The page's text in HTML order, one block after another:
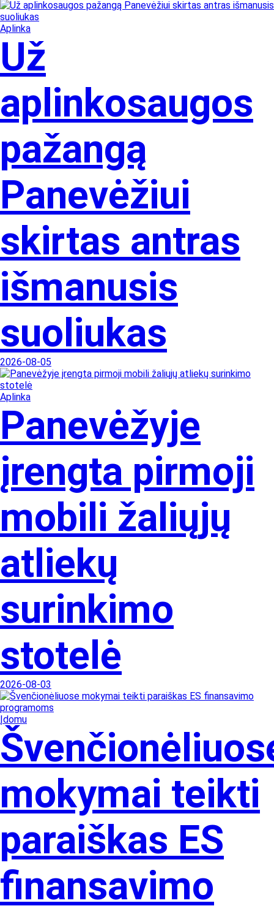
Aplinka
Už
aplinkosaugos
pažangą
Panevėžiui
skirtas antras
išmanusis
suoliukas
2026-08-05
Aplinka
Panevėžyje
įrengta pirmoji
mobili žaliųjų
atliekų
surinkimo
stotelė
2026-08-03
Įdomu
mokymai teikti
paraiškas ES
finansavimo